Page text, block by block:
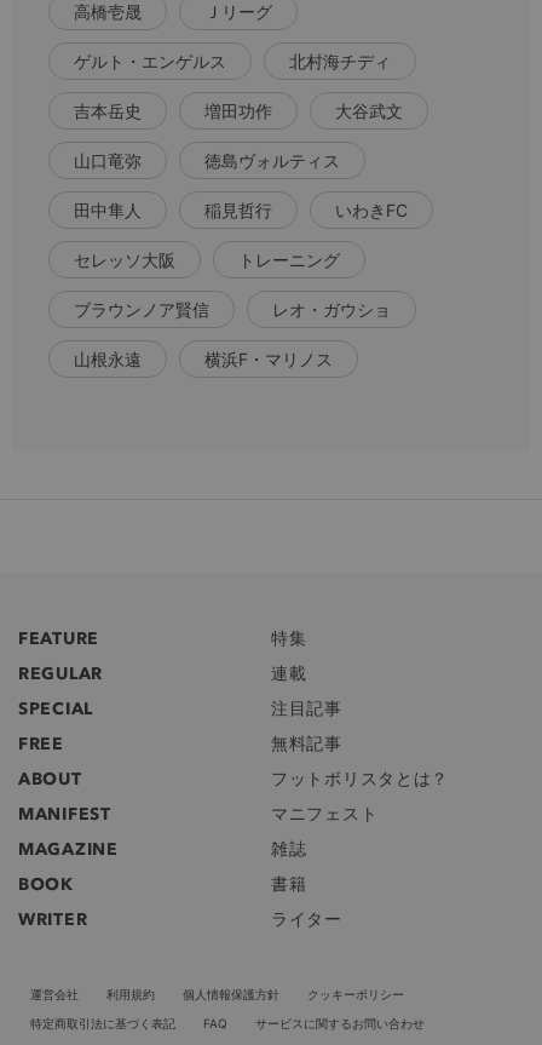
高橋壱晟 Ｊリーグ
ゲルト・エンゲルス 北村海チディ
吉本岳史 増田功作 大谷武文
山口竜弥 徳島ヴォルティス
田中隼人 稲見哲行 いわきFC
セレッソ大阪 トレーニング
ブラウンノア賢信 レオ・ガウショ
山根永遠 横浜F・マリノス
FEATURE
特集
REGULAR
連載
SPECIAL
注目記事
FREE
無料記事
ABOUT
フットボリスタとは？
MANIFEST
マニフェスト
MAGAZINE
雑誌
BOOK
書籍
WRITER
ライター
運営会社 利用規約 個人情報保護方針
クッキーポリシー
特定商取引法に基づく表記
FAQ サービスに関するお問い合わせ